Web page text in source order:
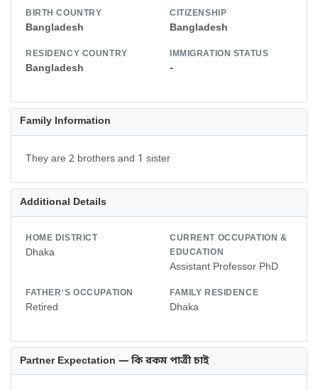
BIRTH COUNTRY
Bangladesh
CITIZENSHIP
Bangladesh
RESIDENCY COUNTRY
Bangladesh
IMMIGRATION STATUS
-
Family Information
They are 2 brothers and 1 sister
Additional Details
HOME DISTRICT
Dhaka
CURRENT OCCUPATION &
EDUCATION
Assistant Professor PhD
FATHER'S OCCUPATION
Retired
FAMILY RESIDENCE
Dhaka
Partner Expectation — কি রকম পাত্রী চাই